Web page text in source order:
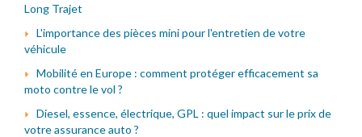
Long Trajet
L'importance des pièces mini pour l'entretien de votre
véhicule
Mobilité en Europe : comment protéger efficacement sa
moto contre le vol ?
Diesel, essence, électrique, GPL : quel impact sur le prix de
votre assurance auto ?